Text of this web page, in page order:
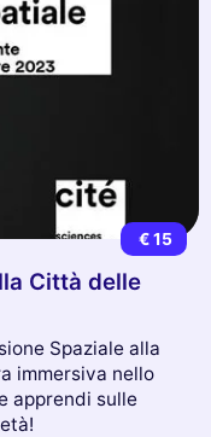
€ 15
Città delle
Spaziale alla
immersiva nello
apprendi sulle